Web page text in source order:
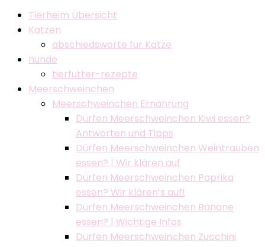
Tierheim Übersicht
Katzen
abschiedsworte für Katze
hunde
tierfutter-rezepte
Meerschweinchen
Meerschweinchen Ernährung
Dürfen Meerschweinchen Kiwi essen?
Antworten und Tipps
Dürfen Meerschweinchen Weintrauben
essen? | Wir klären auf
Dürfen Meerschweinchen Paprika
essen? Wir klären’s auf!
Dürfen Meerschweinchen Banane
essen? | Wichtige Infos
Dürfen Meerschweinchen Zucchini